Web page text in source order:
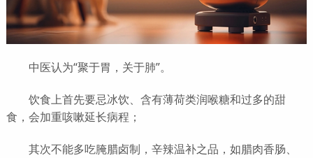
中医认为“聚于胃，关于肺”。
饮食上首先要忌冰饮、含有薄荷类润喉糖和过多的甜
食，会加重咳嗽延长病程；
其次不能多吃腌腊卤制，辛辣温补之品，如腊肉香肠、